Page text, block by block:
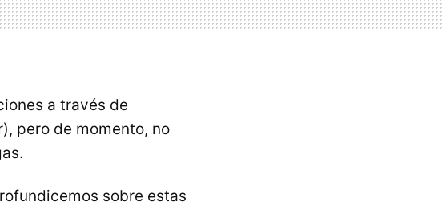
a través de
pero de momento, no
sobre estas